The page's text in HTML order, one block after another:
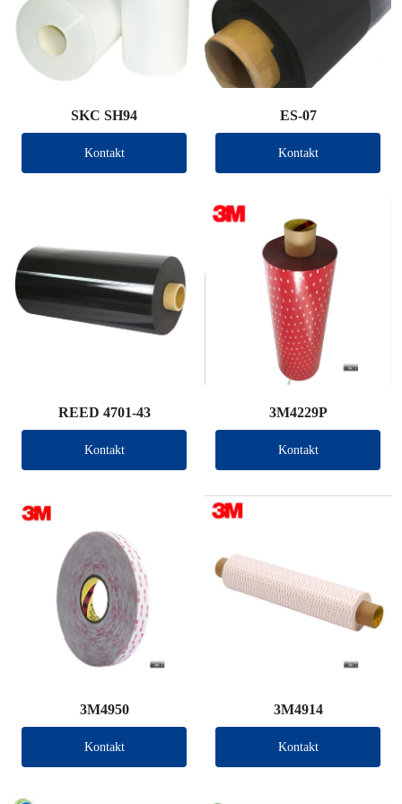
SKC SH94
Kontakt
ES-07
Kontakt
REED 4701-43
Kontakt
3M4229P
Kontakt
3M4950
Kontakt
3M4914
Kontakt